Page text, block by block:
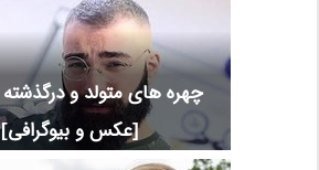
[عکس و بیوگرافی]